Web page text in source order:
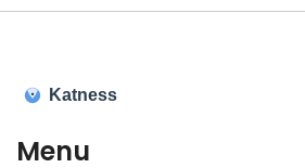
Menu